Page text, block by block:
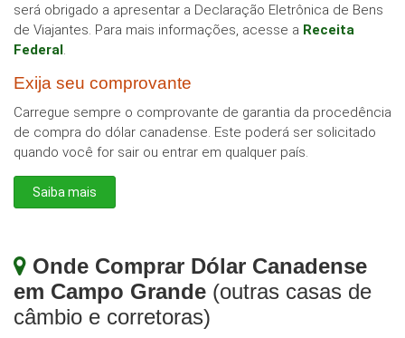
será obrigado a apresentar a Declaração Eletrônica de Bens
de Viajantes. Para mais informações, acesse a Receita
Federal.
Exija seu comprovante
Carregue sempre o comprovante de garantia da procedência
de compra do dólar canadense. Este poderá ser solicitado
quando você for sair ou entrar em qualquer país.
Saiba mais
Onde Comprar Dólar Canadense
em Campo Grande (outras casas de
câmbio e corretoras)